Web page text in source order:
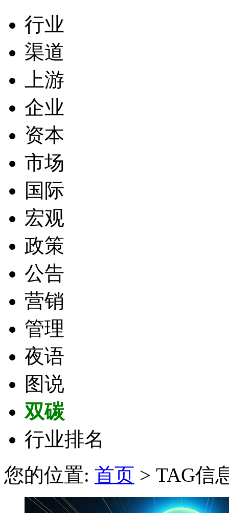
行业
渠道
上游
企业
资本
市场
国际
宏观
政策
公告
营销
管理
夜语
图说
双碳
行业排名
您的位置: 首页 > TAG信